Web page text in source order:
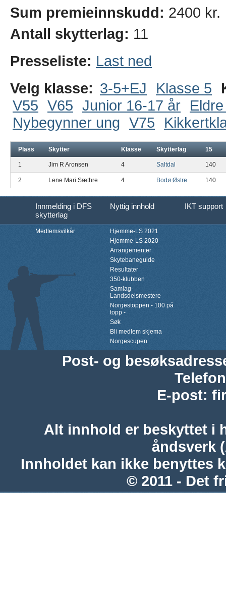
Sum premieinnskudd: 2400 kr.
Antall skytterlag: 11
Presseliste: Last ned
Velg klasse: 3-5+EJ Klasse 5
V55 V65 Junior 16-17 år
Nybegynner ung V75
Plass Skytter Klasse Skytterlag 15
1 Jim R Aronsen 4 Saltdal 140
2 Lene Mari Sæthre 4 Bodø Østre 140
Innmelding i DFS
skytterlag
Nyttig innhold IKT support
Medlemsvilkår
Hjemme-LS 2021
Hjemme-LS 2020
Arrangementer
Skytebaneguide
Resultater
350-klubben
Samlag-
Landsdelsmestere
Norgestoppen - 100 på
topp -
Søk
Bli medlem skjema
Norgescupen
Post- og
Telefon
E-post:
Alt innhold er beskyttet i
åndsverk
Innholdet kan ikke benyttes
© 2011 - Det